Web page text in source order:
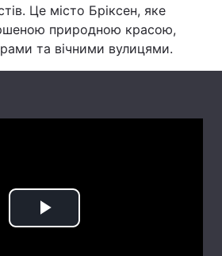
Це місто Бріксен, яке
природною красою,
та вічними вулицями.
Play